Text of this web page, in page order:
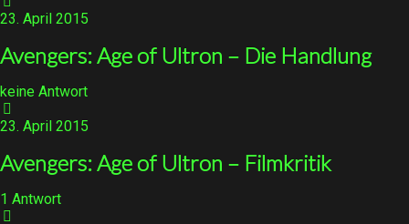
23. April 2015
Avengers: Age of Ultron – Die Handlung
keine Antwort
23. April 2015
Avengers: Age of Ultron – Filmkritik
1 Antwort